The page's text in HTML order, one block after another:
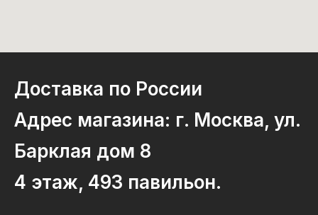
Доставка по России
Адрес магазина: г. Москва, ул.
Барклая дом 8
4 этаж, 493 павильон.